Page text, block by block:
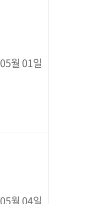
05월 01일
05월 04일